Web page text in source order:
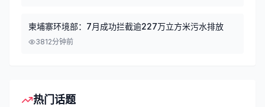
柬埔寨环境部：7月成功拦截逾227万立方米污水排放
3812分钟前
热门话题